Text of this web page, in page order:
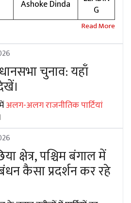
Ashoke Dinda
G
चुनाव: यहाँ
अलग-अलग राजनीतिक पार्टियां
क्षेत्र, पश्चिम बंगाल में
कैसा प्रदर्शन कर रहे